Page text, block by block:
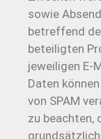
sowie
betreffend
beteiligten
jeweiligen E-
Daten
von SPAM
zu beachten,